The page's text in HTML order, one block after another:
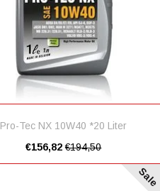
Pro-Tec NX 10W40 *20 Liter
€156,82€194,50
Sale